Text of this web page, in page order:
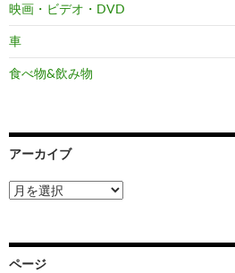
映画・ビデオ・DVD
車
食べ物&飲み物
アーカイブ
ア
ー
ブ
ページ